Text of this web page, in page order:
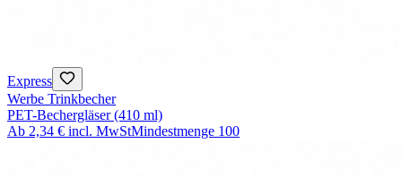
Express
Werbe Trinkbecher
PET-Bechergläser (410 ml)
Ab 2,34 € incl. MwStMindestmenge 100